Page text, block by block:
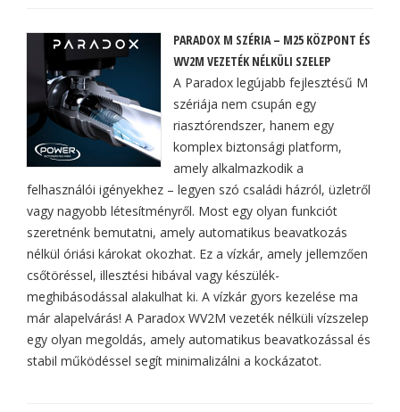
PARADOX M SZÉRIA – M25 KÖZPONT ÉS
WV2M VEZETÉK NÉLKÜLI SZELEP
A Paradox legújabb fejlesztésű M
szériája nem csupán egy
riasztórendszer, hanem egy
komplex biztonsági platform,
amely alkalmazkodik a
felhasználói igényekhez – legyen szó családi házról, üzletről
vagy nagyobb létesítményről. Most egy olyan funkciót
szeretnénk bemutatni, amely automatikus beavatkozás
nélkül óriási károkat okozhat. Ez a vízkár, amely jellemzően
csőtöréssel, illesztési hibával vagy készülék-
meghibásodással alakulhat ki. A vízkár gyors kezelése ma
már alapelvárás! A Paradox WV2M vezeték nélküli vízszelep
egy olyan megoldás, amely automatikus beavatkozással és
stabil működéssel segít minimalizálni a kockázatot.